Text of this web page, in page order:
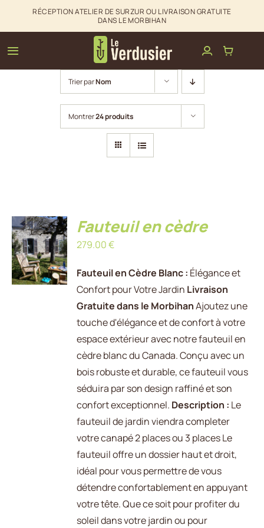
RÉCEPTION ATELIER DE SURZUR OU LIVRAISON GRATUITE
DANS LE MORBIHAN
Toggle
Navigation
Clôtures & palissades
Aménagements extérieurs
La boutique du Verdusier
Trier parNom
Montrer24 produits
AJOUTER
AU
PANIER
/
DÉTAILS
Fauteuil en cèdre
279.00€
Fauteuil en Cèdre Blanc : Élégance et
Confort pour Votre Jardin Livraison
Gratuite dans le MorbihanAjoutez une
touche d'élégance et de confort à votre
espace extérieur avec notre fauteuil en
cèdre blanc du Canada. Conçu avec un
bois robuste et durable, ce fauteuil vous
séduira par son design raffiné et son
confort exceptionnel. Description : Le
fauteuil de jardin viendra completer
votre canapé 2 places ou 3 places Le
fauteuil offre un dossier haut et droit,
idéal pour vous permettre de vous
détendre confortablement en appuyant
votre tête. Que ce soit pour profiter du
soleil dans votre jardin ou pour